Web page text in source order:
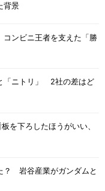
背景
ンビニ王者を支えた「勝
「ニトリ」 2社の差はど
を下ろしたほうがいい、
？ 岩谷産業がガンダムと